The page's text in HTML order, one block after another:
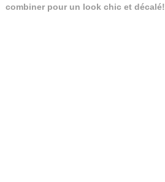
combiner pour un look chic et décalé!